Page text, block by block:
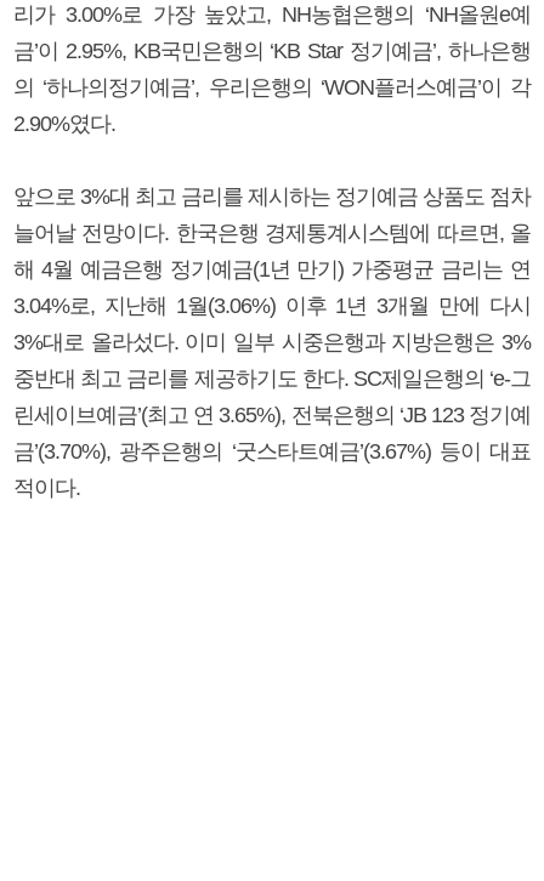
리가 3.00%로 가장 높았고, NH농협은행의 ‘NH올원e예
금’이 2.95%, KB국민은행의 ‘KB Star 정기예금’, 하나은행
의 ‘하나의정기예금’, 우리은행의 ‘WON플러스예금’이 각
2.90%였다.
앞으로 3%대 최고 금리를 제시하는 정기예금 상품도 점차
늘어날 전망이다. 한국은행 경제통계시스템에 따르면, 올
해 4월 예금은행 정기예금(1년 만기) 가중평균 금리는 연
3.04%로, 지난해 1월(3.06%) 이후 1년 3개월 만에 다시
3%대로 올라섰다. 이미 일부 시중은행과 지방은행은 3%
중반대 최고 금리를 제공하기도 한다. SC제일은행의 ‘e-그
린세이브예금’(최고 연 3.65%), 전북은행의 ‘JB 123 정기예
금’(3.70%), 광주은행의 ‘굿스타트예금’(3.67%) 등이 대표
적이다.